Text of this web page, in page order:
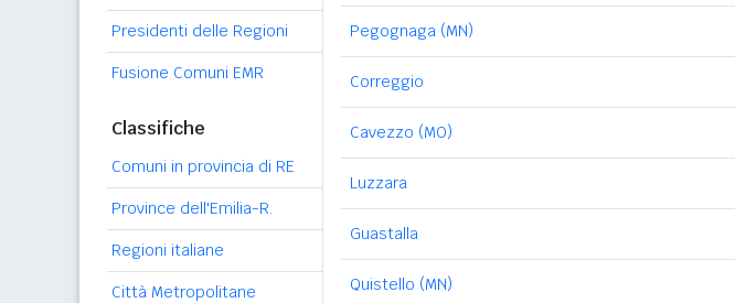
Presidenti delle Regioni
Fusione Comuni EMR
Classifiche
Comuni in provincia di RE
Province dell'Emilia-R.
Regioni italiane
Città Metropolitane
Pegognaga (MN)
Correggio
Cavezzo (MO)
Luzzara
Guastalla
Quistello (MN)